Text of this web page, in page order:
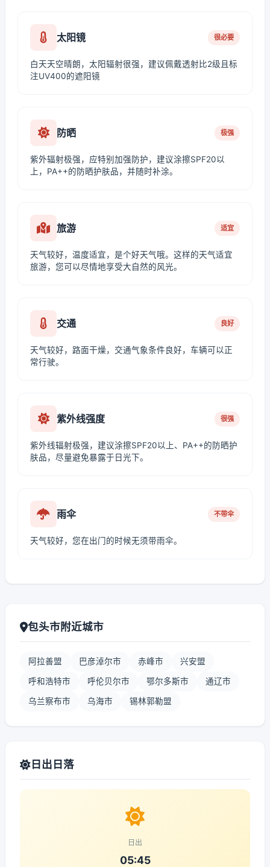
太阳镜 很必要
白天天空晴朗，太阳辐射很强，建议佩戴透射比2级且标
注UV400的遮阳镜
防晒 极强
紫外辐射极强，应特别加强防护，建议涂擦SPF20以
上，PA++的防晒护肤品，并随时补涂。
旅游 适宜
天气较好，温度适宜，是个好天气哦。这样的天气适宜
旅游，您可以尽情地享受大自然的风光。
交通 良好
天气较好，路面干燥，交通气象条件良好，车辆可以正
常行驶。
紫外线强度 很强
紫外线辐射极强，建议涂擦SPF20以上、PA++的防晒护
肤品，尽量避免暴露于日光下。
雨伞 不带伞
天气较好，您在出门的时候无须带雨伞。
包头市附近城市
阿拉善盟 巴彦淖尔市 赤峰市 兴安盟
呼和浩特市 呼伦贝尔市 鄂尔多斯市 通辽市
乌兰察布市 乌海市 锡林郭勒盟
日出日落
日出
05:45